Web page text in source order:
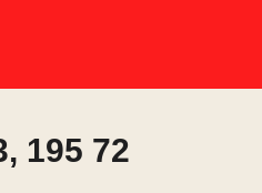
195 72